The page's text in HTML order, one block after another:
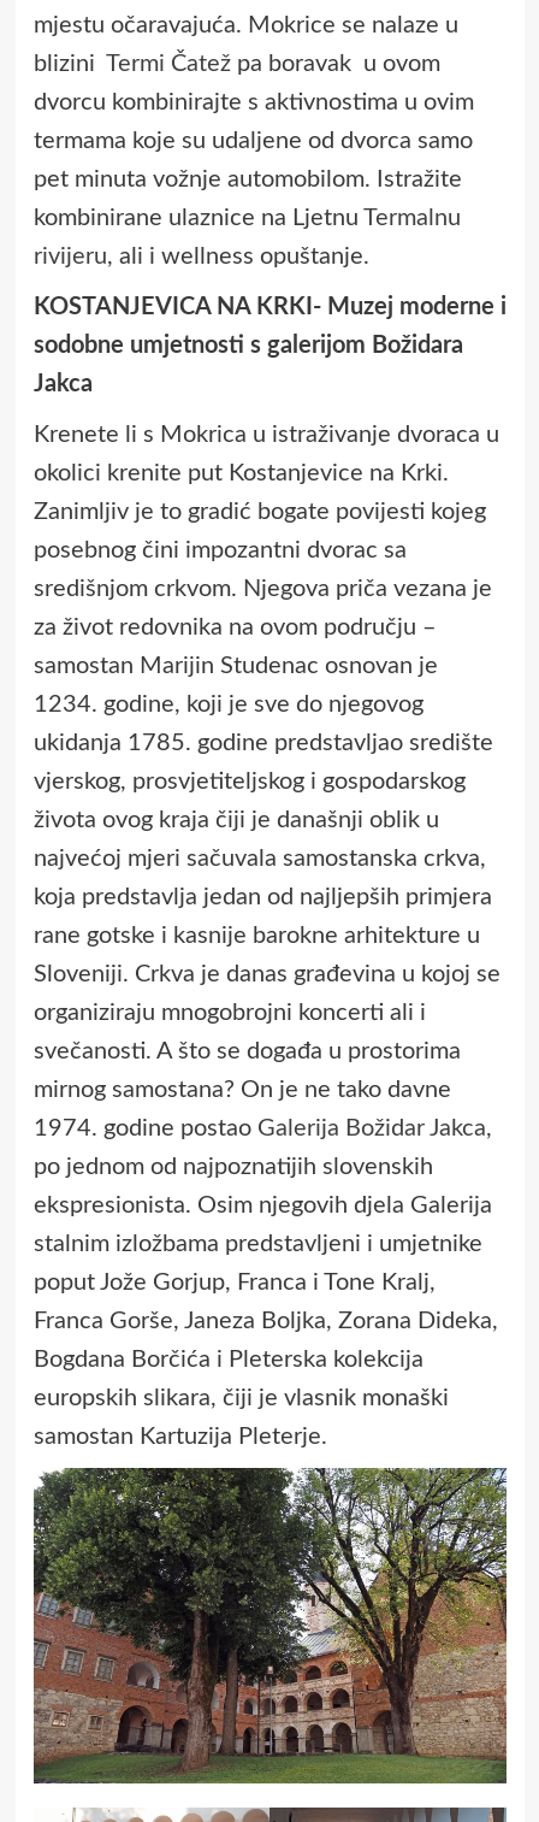
mjestu očaravajuća. Mokrice se nalaze u
blizini Termi Čatežpa boravak u ovom
dvorcu kombinirajte s aktivnostima u ovim
termama koje su udaljene od dvorca samo
pet minuta vožnje automobilom. Istražite
kombinirane ulaznice na Ljetnu Termalnu
rivijeru, ali i wellness opuštanje.
KOSTANJEVICA NA KRKI- Muzej moderne i
sodobne umjetnosti s galerijom Božidara
Jakca
Krenete li s Mokrica u istraživanje dvoraca u
okolici krenite put Kostanjevice na Krki.
Zanimljiv je to gradić bogate povijesti kojeg
posebnog čini impozantni dvorac sa
središnjom crkvom. Njegova priča vezana je
za život redovnika na ovom području –
samostan Marijin Studenac osnovan je
1234. godine, koji je sve do njegovog
ukidanja 1785. godine predstavljao središte
vjerskog, prosvjetiteljskog i gospodarskog
života ovog kraja čiji je današnji oblik u
najvećoj mjeri sačuvala samostanska crkva,
koja predstavlja jedan od najljepših primjera
rane gotske i kasnije barokne arhitekture u
Sloveniji. Crkva je danas građevina u kojoj se
organiziraju mnogobrojni koncerti ali i
svečanosti. A što se događa u prostorima
mirnog samostana? On je ne tako davne
1974. godine postao Galerija Božidar Jakca,
po jednom od najpoznatijih slovenskih
ekspresionista. Osim njegovih djela Galerija
stalnim izložbama predstavljeni i umjetnike
poput Jože Gorjup, Franca i Tone Kralj,
Franca Gorše, Janeza Boljka, Zorana Dideka,
Bogdana Borčića i Pleterska kolekcija
europskih slikara, čiji je vlasnik monaški
samostan Kartuzija Pleterje.